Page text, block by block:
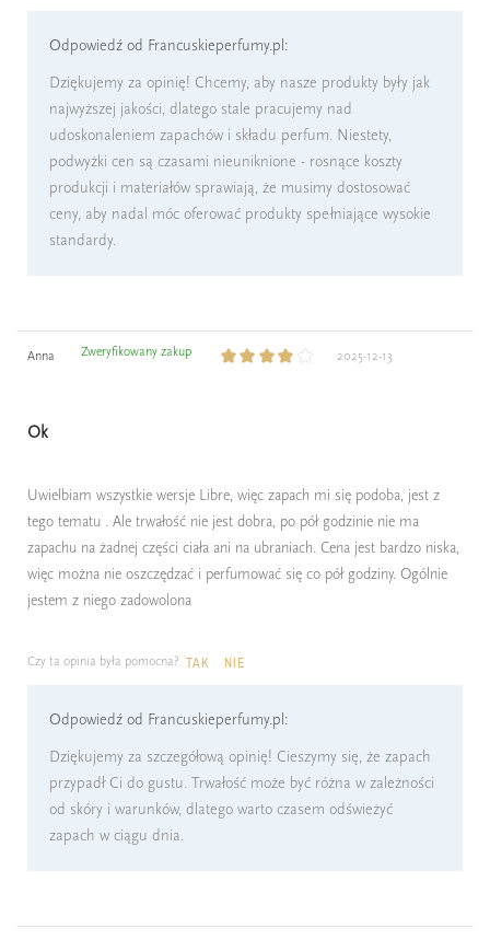
Odpowiedź od Francuskieperfumy.pl:
Dziękujemy za opinię! Chcemy, aby nasze produkty były jak
najwyższej jakości, dlatego stale pracujemy nad
udoskonaleniem zapachów i składu perfum. Niestety,
podwyżki cen są czasami nieuniknione - rosnące koszty
produkcji i materiałów sprawiają, że musimy dostosować
ceny, aby nadal móc oferować produkty spełniające wysokie
standardy.
Anna Zweryfikowany zakup 2025-12-13
Ok
Uwielbiam wszystkie wersje Libre, więc zapach mi się podoba, jest z
tego tematu . Ale trwałość nie jest dobra, po pół godzinie nie ma
zapachu na żadnej części ciała ani na ubraniach. Cena jest bardzo niska,
więc można nie oszczędzać i perfumować się co pół godziny. Ogólnie
jestem z niego zadowolona
Czy ta opinia była pomocna? TAK NIE
Odpowiedź od Francuskieperfumy.pl:
Dziękujemy za szczegółową opinię! Cieszymy się, że zapach
przypadł Ci do gustu. Trwałość może być różna w zależności
od skóry i warunków, dlatego warto czasem odświeżyć
zapach w ciągu dnia.